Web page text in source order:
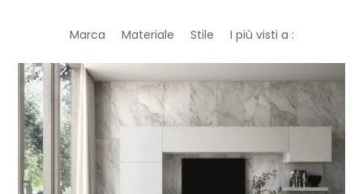
Marca Materiale Stile I più visti a :